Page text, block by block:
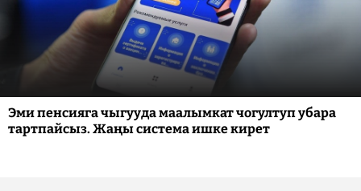
Эми пенсияга чыгууда маалымкат чогултуп убара
тартпайсыз. Жаңы система ишке кирет